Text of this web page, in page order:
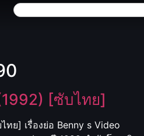
[ซับไทย]
ทย] เรื่องย่อ Benny s Video